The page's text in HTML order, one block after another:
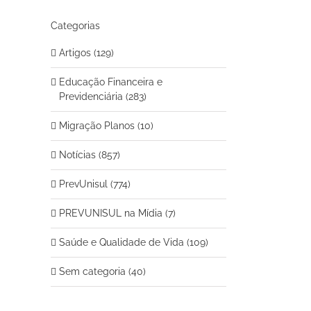
Categorias
Artigos (129)
Educação Financeira e
Previdenciária (283)
Migração Planos (10)
Notícias (857)
PrevUnisul (774)
PREVUNISUL na Mídia (7)
Saúde e Qualidade de Vida (109)
Sem categoria (40)